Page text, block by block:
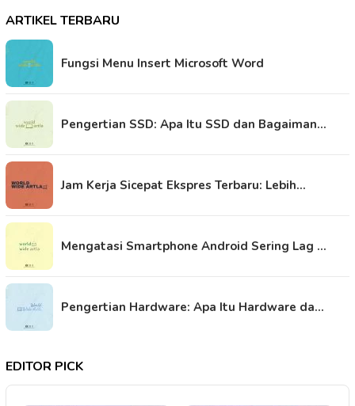
ARTIKEL TERBARU
Fungsi Menu Insert Microsoft Word
Pengertian SSD: Apa Itu SSD dan Bagaiman…
Jam Kerja Sicepat Ekspres Terbaru: Lebih…
Mengatasi Smartphone Android Sering Lag …
Pengertian Hardware: Apa Itu Hardware da…
EDITOR PICK